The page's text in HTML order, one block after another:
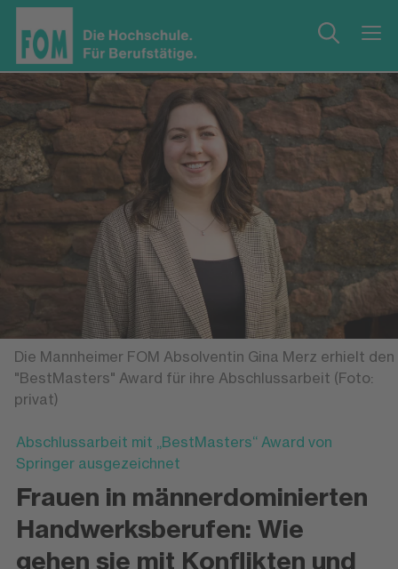
Die Mannheimer FOM Absolventin Gina Merz erhielt den
"BestMasters" Award für ihre Abschlussarbeit (Foto:
privat)
Abschlussarbeit mit „BestMasters“ Award von
Springer ausgezeichnet
Frauen in männerdominierten
Handwerksberufen: Wie
gehen sie mit Konflikten und